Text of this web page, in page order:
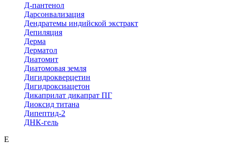
Д-пантенол
Дарсонвализация
Дендратемы индийской экстракт
Депиляция
Дерма
Дерматол
Диатомит
Диатомовая земля
Дигидрокверцетин
Дигидроксиацетон
Дикаприлат дикапрат ПГ
Диоксид титана
Дипептид-2
ДНК-гель
Е